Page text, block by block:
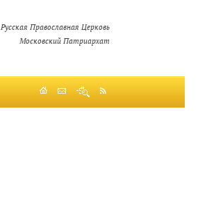
Русская Православная Церковь
Московский Патриархат